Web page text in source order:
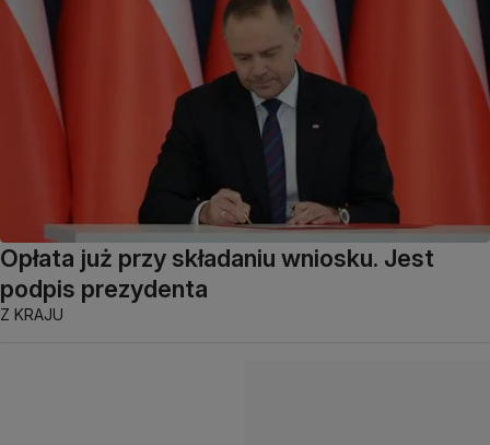
Opłata już przy składaniu wniosku. Jest
podpis prezydenta
Z KRAJU